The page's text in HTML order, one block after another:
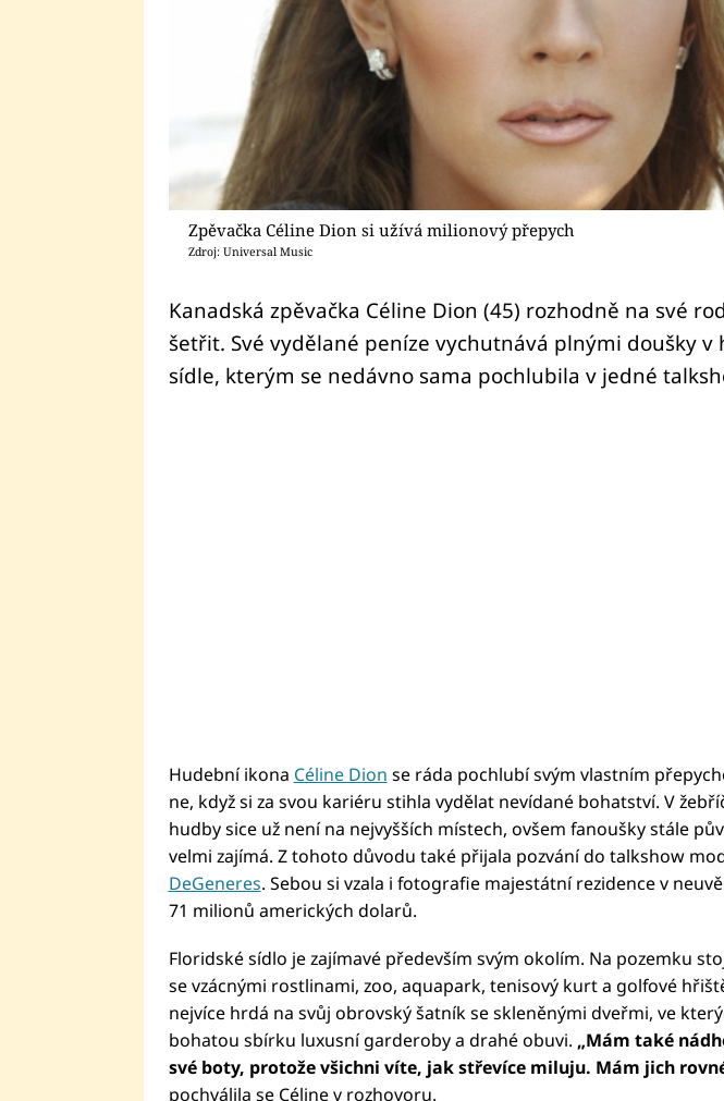
Zpěvačka Céline Dion si užívá milionový přepych
Zdroj: Universal Music
Kanadská zpěvačka Céline Dion (45) rozhodně na své
šetřit. Své vydělané peníze vychutnává plnými doušky v
sídle, kterým se nedávno sama pochlubila v jedné
Hudební ikona Céline Dion se ráda pochlubí svým vlastním
ne, když si za svou kariéru stihla vydělat nevídané bohatství. V
hudby sice už není na nejvyšších místech, ovšem fanoušky stále
velmi zajímá. Z tohoto důvodu také přijala pozvání do talkshow
DeGeneres. Sebou si vzala i fotografie majestátní rezidence v
71 milionů amerických dolarů.
Floridské sídlo je zajímavé především svým okolím. Na pozemku
se vzácnými rostlinami, zoo, aquapark, tenisový kurt a golfové
nejvíce hrdá na svůj obrovský šatník se skleněnými dveřmi, ve
bohatou sbírku luxusní garderoby a drahé obuvi. „Mám také
své boty, protože všichni víte, jak střevíce miluju. Mám jich
pochválila se Céline v rozhovoru.